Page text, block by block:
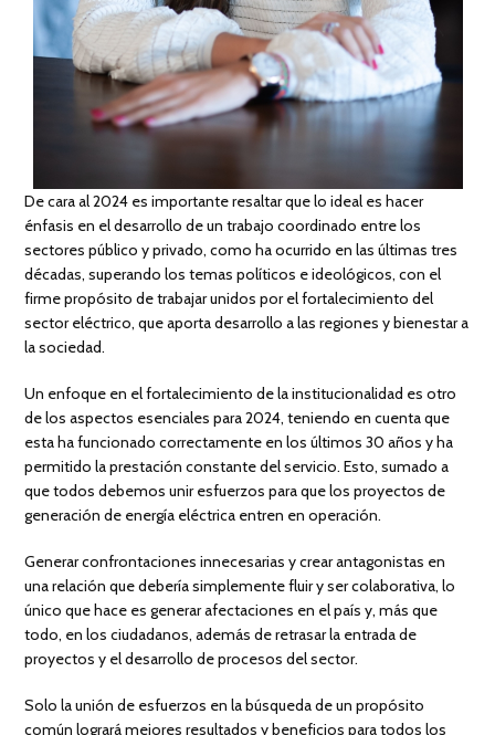
De cara al 2024 es importante resaltar que lo ideal es hacer
énfasis en el desarrollo de un trabajo coordinado entre los
sectores público y privado, como ha ocurrido en las últimas tres
décadas, superando los temas políticos e ideológicos, con el
firme propósito de trabajar unidos por el fortalecimiento del
sector eléctrico, que aporta desarrollo a las regiones y bienestar a
la sociedad.
Un enfoque en el fortalecimiento de la institucionalidad es otro
de los aspectos esenciales para 2024, teniendo en cuenta que
esta ha funcionado correctamente en los últimos 30 años y ha
permitido la prestación constante del servicio. Esto, sumado a
que todos debemos unir esfuerzos para que los proyectos de
generación de energía eléctrica entren en operación.
Generar confrontaciones innecesarias y crear antagonistas en
una relación que debería simplemente fluir y ser colaborativa, lo
único que hace es generar afectaciones en el país y, más que
todo, en los ciudadanos, además de retrasar la entrada de
proyectos y el desarrollo de procesos del sector.
Solo la unión de esfuerzos en la búsqueda de un propósito
común logrará mejores resultados y beneficios para todos los